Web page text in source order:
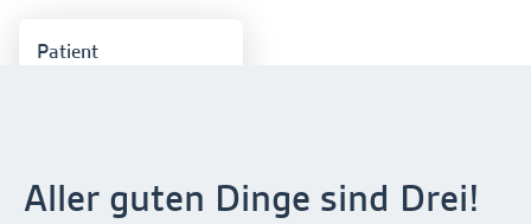
Patient
Aller guten Dinge sind Drei!